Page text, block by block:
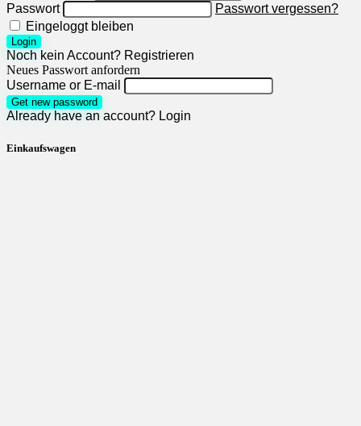
Passwort
Passwort vergessen?
Eingeloggt bleiben
Login
Noch kein Account? Registrieren
Neues Passwort anfordern
Username or E-mail
Get new password
Already have an account? Login
Einkaufswagen